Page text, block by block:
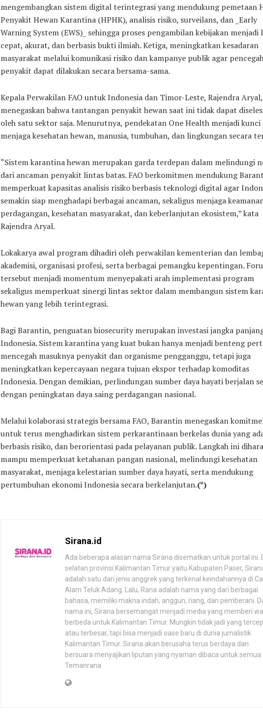
mengembangkan sistem digital terintegrasi yang mendukung pemetaan
Penyakit Hewan Karantina (HPHK), analisis risiko, surveilans, dan _Early
Warning System (EWS)_ sehingga proses pengambilan kebijakan menjadi
cepat, akurat, dan berbasis bukti ilmiah. Ketiga, meningkatkan kesadaran
masyarakat melalui komunikasi risiko dan kampanye publik agar
penyakit dapat dilakukan secara bersama-sama.
Kepala Perwakilan FAO untuk Indonesia dan Timor-Leste, Rajendra Aryal,
menegaskan bahwa tantangan penyakit hewan saat ini tidak dapat
oleh satu sektor saja. Menurutnya, pendekatan One Health menjadi kunci
menjaga kesehatan hewan, manusia, tumbuhan, dan lingkungan secara
“Sistem karantina hewan merupakan garda terdepan dalam melindungi
dari ancaman penyakit lintas batas. FAO berkomitmen mendukung
memperkuat kapasitas analisis risiko berbasis teknologi digital agar
semakin siap menghadapi berbagai ancaman, sekaligus menjaga
perdagangan, kesehatan masyarakat, dan keberlanjutan ekosistem,” kata
Rajendra Aryal.
Lokakarya awal program dihadiri oleh perwakilan kementerian dan
akademisi, organisasi profesi, serta berbagai pemangku kepentingan.
tersebut menjadi momentum menyepakati arah implementasi program
sekaligus memperkuat sinergi lintas sektor dalam membangun sistem
hewan yang lebih terintegrasi.
Bagi Barantin, penguatan biosecurity merupakan investasi jangka
Indonesia. Sistem karantina yang kuat bukan hanya menjadi benteng
mencegah masuknya penyakit dan organisme pengganggu, tetapi juga
meningkatkan kepercayaan negara tujuan ekspor terhadap komoditas
Indonesia. Dengan demikian, perlindungan sumber daya hayati berjalan
dengan peningkatan daya saing perdagangan nasional.
Melalui kolaborasi strategis bersama FAO, Barantin menegaskan
untuk terus menghadirkan sistem perkarantinaan berkelas dunia yang
berbasis risiko, dan berorientasi pada pelayanan publik. Langkah ini
mampu memperkuat ketahanan pangan nasional, melindungi kesehatan
masyarakat, menjaga kelestarian sumber daya hayati, serta mendukung
pertumbuhan ekonomi Indonesia secara berkelanjutan.(*)
Sirana.id
Ada beberapa alasan nama Sirana disematkan untuk portal ini.
selatan provinsi Kalimantan Timur yaitu Kabupaten Paser,
adalah satu dari jenis anggrek yang terkenal keindahannya di
Alam Teluk Adang. Lalu, Rana adalah nama yang dari berbagai
bahasa, memiliki makna indah, anggun, riang, dan pemberani.
nama ini, Sirana bersemangat menjadi media yang memberi
berbeda untuk Kalimantan Timur. Mungkin tidak jadi yang
atau terbesar, tapi bisa menjadi oase baru di dunia jurnalistik
Kalimantan Timur. Sirana akan berusaha terus berdaya dan
bersuara menyajikan liputan yang nyaman dibaca untuk semua
Temanrana